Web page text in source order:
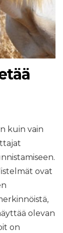
kuin vain
ovat
olevan
on